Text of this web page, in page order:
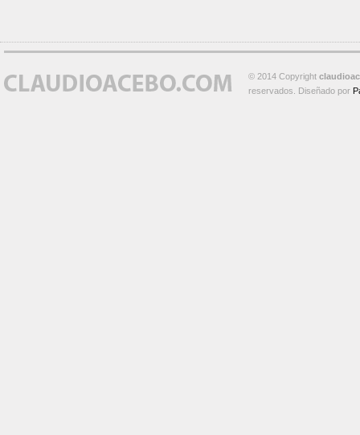
© 2014 Copyright
reservados. Diseñado por